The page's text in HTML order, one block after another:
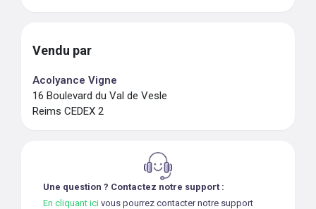
Vendu par
Acolyance Vigne
16 Boulevard du Val de Vesle
Reims CEDEX 2
Une question ? Contactez notre support :
En cliquant ici vous pourrez contacter notre support